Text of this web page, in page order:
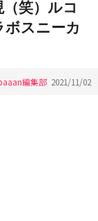
笑）ルコ
ボスニーカ
編集部 2021/11/02